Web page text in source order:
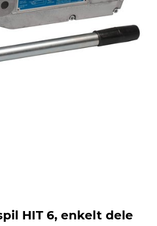
HIT 6, enkelt dele